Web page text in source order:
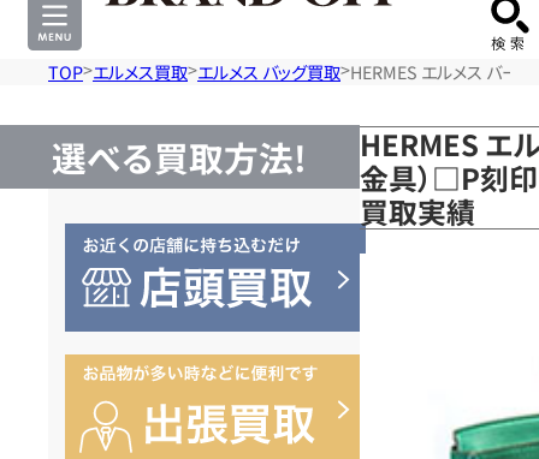
TOP エルメス買取 エルメス バッグ買取 HERMES エルメス バー
選べる買取方法!
HERMES エ
金具）□P刻印
買取実績